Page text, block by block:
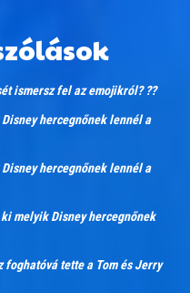
ismersz fel az emojikról? ??
hercegnőnek lennél a
hercegnőnek lennél a
melyik Disney hercegnőnek
foghatóvá tette a Tom és Jerry